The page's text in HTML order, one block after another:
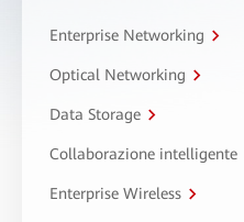
Enterprise Networking
Optical Networking
Data Storage
Collaborazione intelligente
Enterprise Wireless